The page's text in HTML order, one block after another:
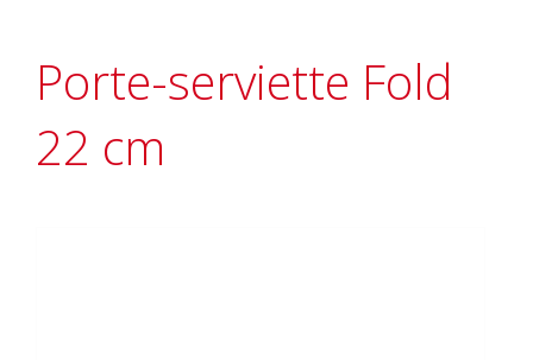
Porte-serviette Fold
22 cm